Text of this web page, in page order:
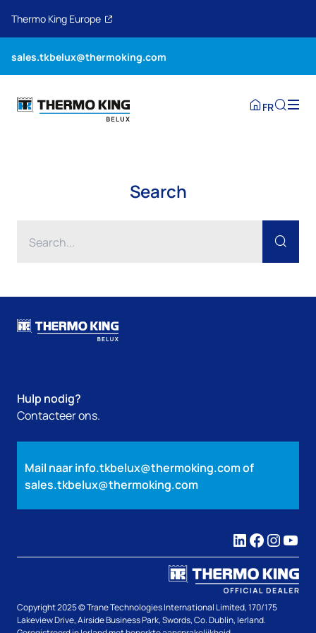
Thermo King Europe
sales.tkbelux@thermoking.com
FR
Search
Hulp nodig?
Contacteer ons.
Mail naarinfo.tkbelux@thermoking.comof
sales.tkbelux@thermoking.com
LinkedIn
Copyright 2025 © Trane Technologies International Limited, 170/175
Lakeview Drive, Airside Business Park, Swords, Co. Dublin, Ierland.